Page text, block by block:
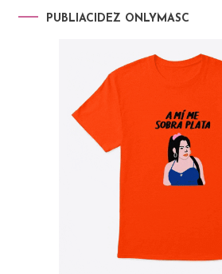
PUBLIACIDEZ ONLYMASC